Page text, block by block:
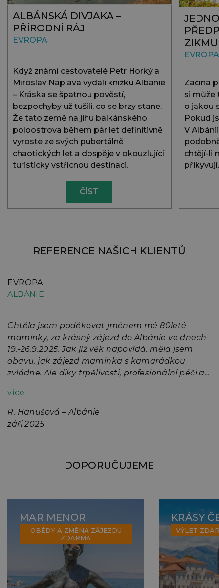
ALBÁNSKÁ DIVJAKA –
PŘÍRODNÍ RÁJ
EVROPA
Když známí cestovatelé Petr Horký a
Miroslav Náplava vydali knížku Albánie
– Kráska se špatnou pověstí,
bezpochyby už tušili, co se brzy stane.
Že tato země na jihu balkánského
poloostrova během pár let definitivně
vyroste ze svých pubertálně
chaotických let a dospěje v okouzlující
turisticky vstřícnou destinaci.
ČÍST
EVROPA
Začíná
si může
o jakou
Pokud
V
chtějí-li
REFERENCE NAŠICH KLIENTŮ
EVROPA
ALBÁNIE
Chtěla jsem poděkovat jménem mé 80leté
maminky, za krásný zájezd do Albánie ve dnech
19.-26.9.2025. Jak již věk napovídá, měla jsem
obavu, jak zájezd maminka s kamarádkou
zvládne. Ale díky trpělivosti, profesionální péči a
maminka prožila úžasných 7 dní v krásném
hotelu s usměvavým personálem a výborným
jídlem nejrůznějších chutí. Děkuji Vaší cestovní
více
R. Hanušová – Albánie
září 2025
DOPORUČUJEME
MAR MENOR
OBĚDY A ZMĚNA ZÁJEZDU
ZDARMA
KRÁSY
VÝLET